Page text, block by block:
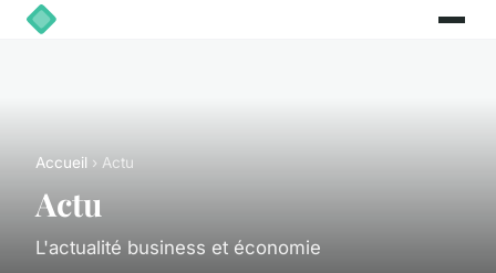
Accueil › Actu
Actu
L'actualité business et économie